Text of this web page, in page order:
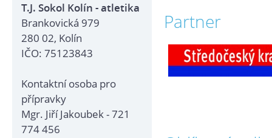
T.J. Sokol Kolín - atletika
Brankovická 979
280 02, Kolín
IČO: 75123843
Kontaktní osoba pro
přípravky
Mgr. Jiří Jakoubek - 721
774 456
Partner